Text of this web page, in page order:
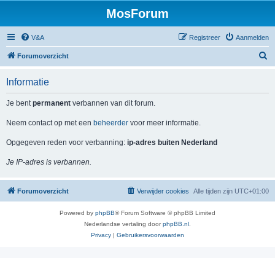
MosForum
V&A Aanmelden
Registreer
Forumoverzicht
Informatie
Je bentpermanent verbannen van dit forum.
Neem contact op met een beheerder voor meer informatie.
Opgegeven reden voor verbanning: ip-adres buiten Nederland
Je IP-adres is verbannen.
Forumoverzicht Alle tijden zijn UTC+01:00
Verwijder cookies
Powered by phpBB® Forum Software © phpBB Limited
Nederlandse vertaling doorphpBB.nl
Privacy | Gebruikersvoorwaarden